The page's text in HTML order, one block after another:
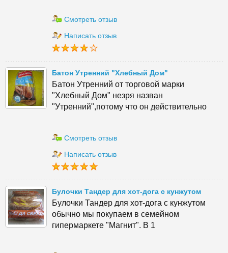
Смотреть отзыв
Написать отзыв
Батон Утренний "Хлебный Дом"
Батон Утренний от торговой марки
"Хлебный Дом" незря назван
"Утренний",потому что он действительно
Смотреть отзыв
Написать отзыв
Булочки Тандер для хот-дога с кунжутом
Булочки Тандер для хот-дога с кунжутом
обычно мы покупаем в семейном
гипермаркете "Магнит". В 1